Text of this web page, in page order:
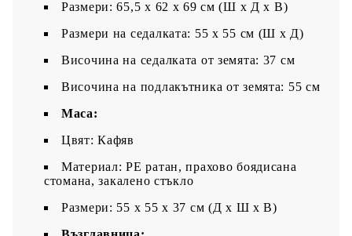
Размери: 65,5 x 62 x 69 см (Ш x Д x В)
Размери на седалката: 55 x 55 cм (Ш x Д)
Височина на седалката от земята: 37 см
Височина на подлакътника от земята: 55 см
Маса:
Цвят: Кафяв
Материал: PE ратан, прахово боядисана
стомана, закалено стъкло
Размери: 55 x 55 x 37 см (Д x Ш x В)